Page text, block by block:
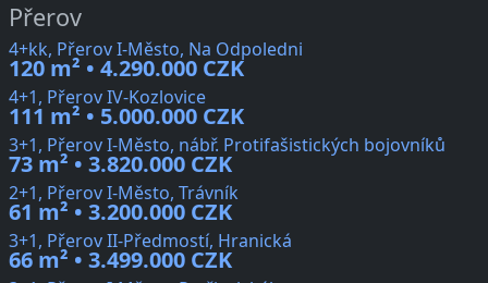
Přerov
4+kk, Přerov I-Město, Na Odpoledni
120 m² • 4.290.000 CZK
4+1, Přerov IV-Kozlovice
111 m² • 5.000.000 CZK
3+1, Přerov I-Město, nábř. Protifašistických bojovníků
73 m² • 3.820.000 CZK
2+1, Přerov I-Město, Trávník
61 m² • 3.200.000 CZK
3+1, Přerov II-Předmostí, Hranická
66 m² • 3.499.000 CZK